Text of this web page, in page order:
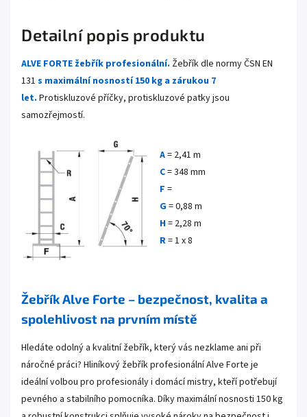
Detailní popis produktu
ALVE FORTE žebřík profesionální. Žebřík dle normy ČSN EN
131 s maximální nosností 150 kg a zárukou 7
let. Protiskluzové příčky, protiskluzové patky jsou
samozřejmostí.
A= 2,41 m
C= 348 mm
F =
G= 0,88 m
H= 2,28 m
R= 1 x 8
Žebřík Alve Forte – bezpečnost, kvalita a
spolehlivost na prvním místě
Hledáte odolný a kvalitní žebřík, který vás nezklame ani při
náročné práci? Hliníkový žebřík profesionální Alve Forte je
ideální volbou pro profesionály i domácí mistry, kteří potřebují
pevného a stabilního pomocníka. Díky maximální nosnosti 150 kg